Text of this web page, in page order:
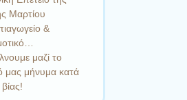
Μαρτίου
&
μαζί το
μας μήνυμα κατά